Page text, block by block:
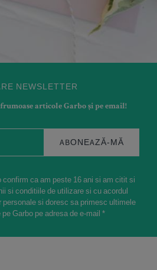
NEWSLETTER
articole Garbo și pe email!
ABONEAZĂ-MĂ
confirm ca am peste 16 ani si am citit si
si conditiile de utilizare si cu acordul
personale si doresc sa primesc ultimele
Garbo pe adresa de e-mail *